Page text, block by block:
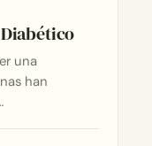
Diabético
una
han